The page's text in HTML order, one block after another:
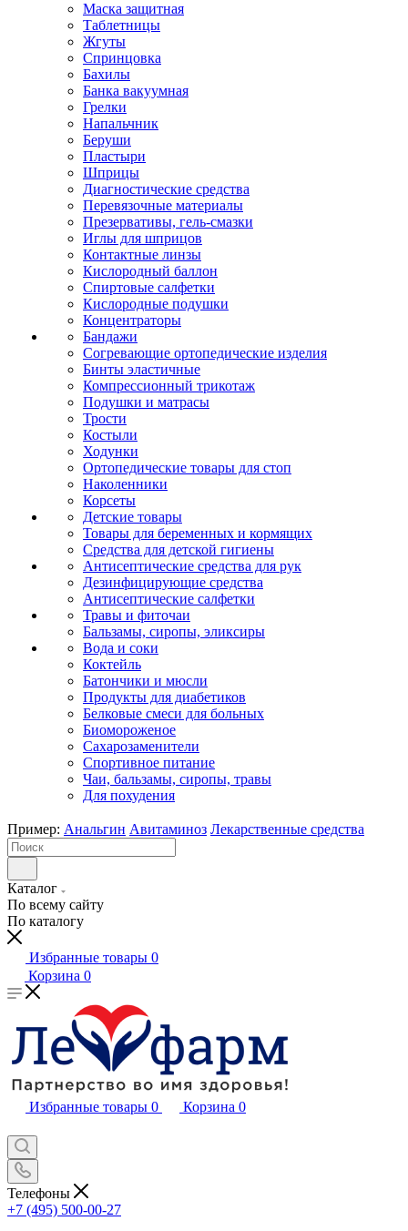
Маска защитная
Таблетницы
Жгуты
Спринцовка
Бахилы
Банка вакуумная
Грелки
Напальчник
Беруши
Пластыри
Шприцы
Диагностические средства
Перевязочные материалы
Презервативы, гель-смазки
Иглы для шприцов
Контактные линзы
Кислородный баллон
Спиртовые салфетки
Кислородные подушки
Концентраторы
Бандажи
Согревающие ортопедические изделия
Бинты эластичные
Компрессионный трикотаж
Подушки и матрасы
Трости
Костыли
Ходунки
Ортопедические товары для стоп
Наколенники
Корсеты
Детские товары
Товары для беременных и кормящих
Средства для детской гигиены
Антисептические средства для рук
Дезинфицирующие средства
Антисептические салфетки
Травы и фиточаи
Бальзамы, сиропы, эликсиры
Вода и соки
Коктейль
Батончики и мюсли
Продукты для диабетиков
Белковые смеси для больных
Биомороженое
Сахарозаменители
Спортивное питание
Чаи, бальзамы, сиропы, травы
Для похудения
Пример: Анальгин Авитаминоз Лекарственные средства
Каталог
По всему сайту
По каталогу
Избранные товары 0
Корзина 0
Избранные товары 0 Корзина 0
Телефоны
+7 (495) 500-00-27